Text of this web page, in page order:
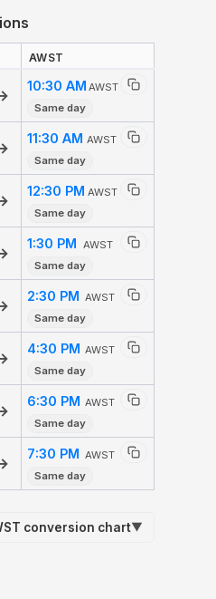
AWST
10:30 AM AWST
Same day
11:30 AM AWST
Same day
12:30 PM AWST
Same day
1:30 PM AWST
Same day
2:30 PM AWST
Same day
4:30 PM AWST
Same day
6:30 PM AWST
Same day
7:30 PM AWST
Same day
conversion chart▼